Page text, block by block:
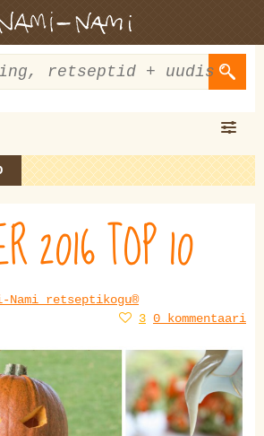
2016 TOP 10
Nami retseptikogu®
3 0 kommentaari